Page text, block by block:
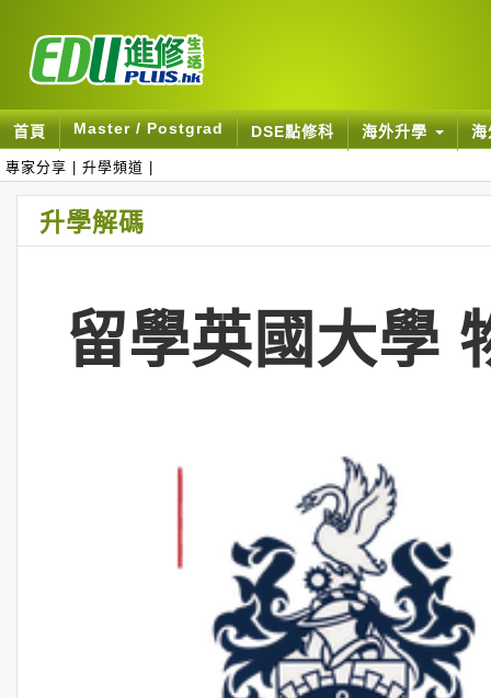
首頁 Master / Postgrad DSE點修科 海外升學
專家分享 升學頻道
升學解碼
留學英國大學